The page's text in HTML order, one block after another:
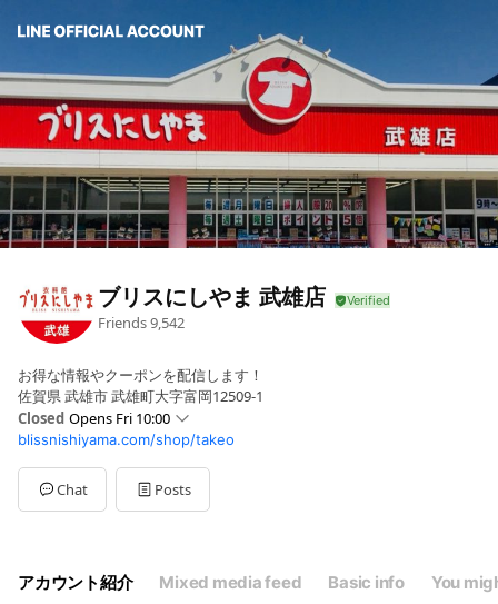
ブリスにしやま 武雄店
Friends9,542
お得な情報やクーポンを配信します！
佐賀県 武雄市 武雄町大字富岡12509-1
Closed Opens Fri 10:00
Sun10:00 - 20:00
Mon10:00 - 20:00
Tue10:00 - 20:00
Wed10:00 - 20:00
10:00 - 20:00
年中無休
blissnishiyama.com/shop/takeo
Chat Posts
アカウント紹介 Mixed media feed Basic info You